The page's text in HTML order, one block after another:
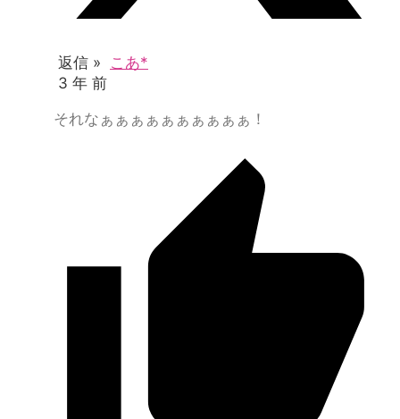
返信 » こあ*
3 年 前
それなぁぁぁぁぁぁぁぁぁぁ！